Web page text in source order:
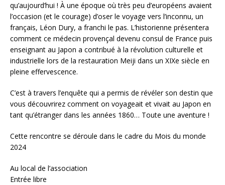
qu’aujourd’hui ! À une époque où très peu d’européens avaient
l’occasion (et le courage) d’oser le voyage vers l’inconnu, un
français, Léon Dury, a franchi le pas. L’historienne présentera
comment ce médecin provençal devenu consul de France puis
enseignant au Japon a contribué à la révolution culturelle et
industrielle lors de la restauration Meiji dans un XIXe siècle en
pleine effervescence.
C’est à travers l’enquête qui a permis de révéler son destin que
vous découvrirez comment on voyageait et vivait au Japon en
tant qu’étranger dans les années 1860… Toute une aventure !
Cette rencontre se déroule dans le cadre du Mois du monde
2024
Au local de l’association
Entrée libre